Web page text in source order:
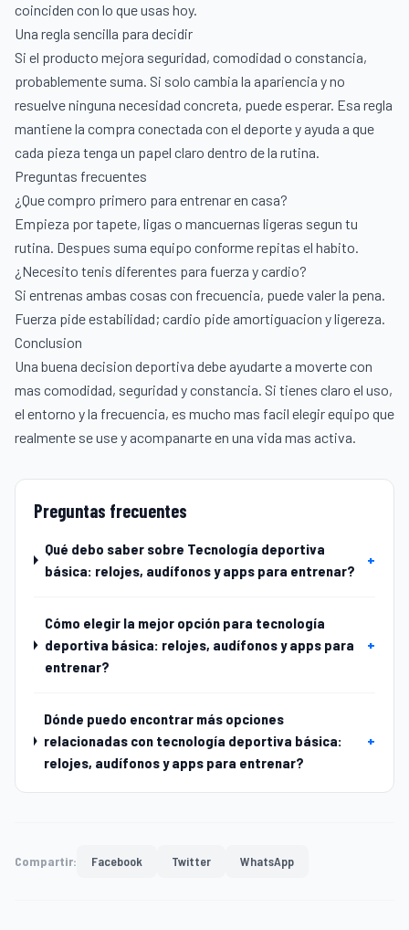
coinciden con lo que usas hoy.
Una regla sencilla para decidir
Si el producto mejora seguridad, comodidad o constancia,
probablemente suma. Si solo cambia la apariencia y no
resuelve ninguna necesidad concreta, puede esperar. Esa regla
mantiene la compra conectada con el deporte y ayuda a que
cada pieza tenga un papel claro dentro de la rutina.
Preguntas frecuentes
¿Que compro primero para entrenar en casa?
Empieza por tapete, ligas o mancuernas ligeras segun tu
rutina. Despues suma equipo conforme repitas el habito.
¿Necesito tenis diferentes para fuerza y cardio?
Si entrenas ambas cosas con frecuencia, puede valer la pena.
Fuerza pide estabilidad; cardio pide amortiguacion y ligereza.
Conclusion
Una buena decision deportiva debe ayudarte a moverte con
mas comodidad, seguridad y constancia. Si tienes claro el uso,
el entorno y la frecuencia, es mucho mas facil elegir equipo que
realmente se use y acompanarte en una vida mas activa.
Preguntas frecuentes
Qué debo saber sobre Tecnología deportiva
básica: relojes, audífonos y apps para entrenar?
+
Cómo elegir la mejor opción para tecnología
deportiva básica: relojes, audífonos y apps para
entrenar?
+
Dónde puedo encontrar más opciones
relacionadas con tecnología deportiva básica:
relojes, audífonos y apps para entrenar?
+
Compartir: Facebook Twitter WhatsApp